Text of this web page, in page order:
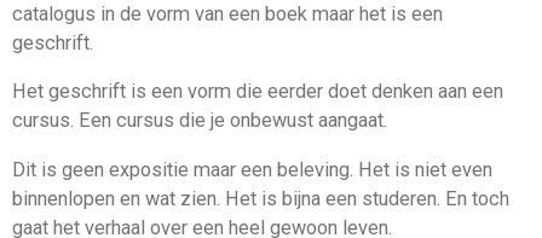
catalogus in de vorm van een boek maar het is een
geschrift.
Het geschrift is een vorm die eerder doet denken aan een
cursus. Een cursus die je onbewust aangaat.
Dit is geen expositie maar een beleving. Het is niet even
binnenlopen en wat zien. Het is bijna een studeren. En toch
gaat het verhaal over een heel gewoon leven.